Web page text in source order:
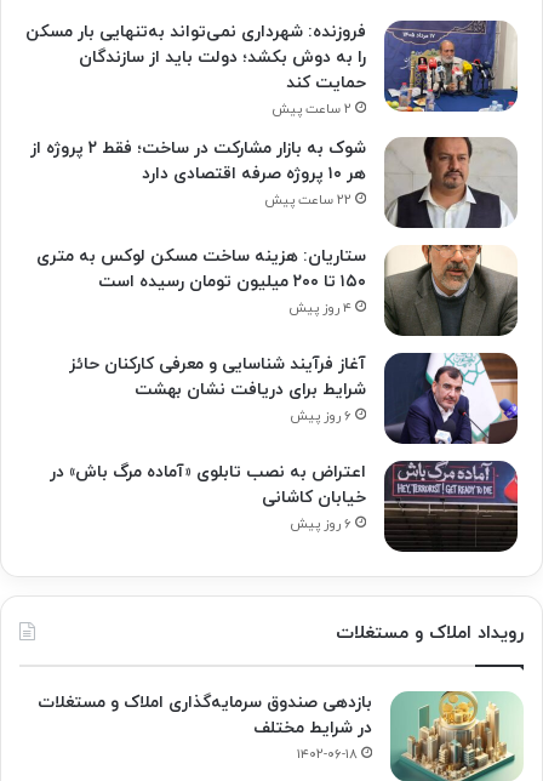
فروزنده: شهرداری نمی‌تواند به‌تنهایی بار مسکن
را به دوش بکشد؛ دولت باید از سازندگان
حمایت کند
۲ ساعت پیش
شوک به بازار مشارکت در ساخت؛ فقط ۲ پروژه از
هر ۱۰ پروژه صرفه اقتصادی دارد
۲۲ ساعت پیش
ستاریان: هزینه ساخت مسکن لوکس به متری
۱۵۰ تا ۲۰۰ میلیون تومان رسیده است
۴ روز پیش
آغاز فرآیند شناسایی و معرفی کارکنان حائز
شرایط برای دریافت نشان بهشت
۶ روز پیش
اعتراض به نصب تابلوی «آماده مرگ باش» در
خیابان کاشانی
۶ روز پیش
رویداد املاک و مستغلات
بازدهی صندوق سرمایه‌گذاری املاک و مستغلات
در شرایط مختلف
۱۴۰۲-۰۶-۱۸